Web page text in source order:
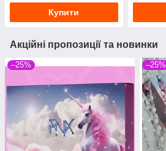
Купити
Акційні пропозиції та новинки
–25% –25%